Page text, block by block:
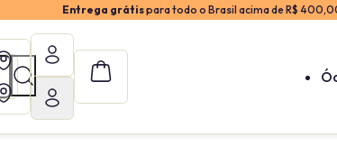
Entrega grátispara todo o Brasil acima de R$